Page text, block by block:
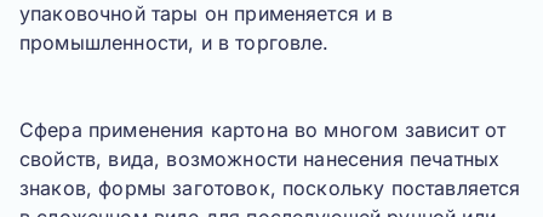
упаковочной тары он применяется и в
промышленности, и в торговле.
Сфера применения картона во многом зависит от
свойств, вида, возможности нанесения печатных
знаков, формы заготовок, поскольку поставляется